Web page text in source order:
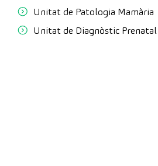
Unitat de Patologia Mamària
Unitat de Diagnòstic Prenatal